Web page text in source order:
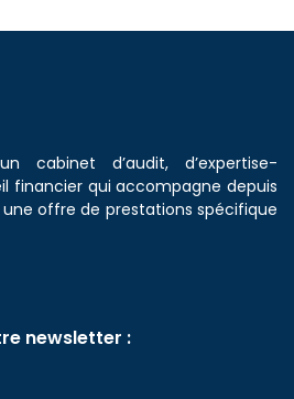
cabinet d’audit, d’expertise-
financier qui accompagne depuis
offre de prestations spécifique
newsletter :